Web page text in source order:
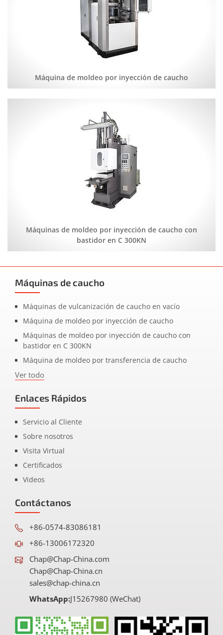
Máquina de moldeo por inyección de caucho
Máquinas de moldeo por inyección de caucho con
bastidor en C 300KN
Máquinas de caucho
Máquinas de vulcanización de caucho en vacío
Máquina de moldeo por inyección de caucho
Máquinas de moldeo por inyección de caucho con
bastidor en C 300KN
Máquina de moldeo por transferencia de caucho
Ver todo
Enlaces Rápidos
Servicio al Cliente
Sobre nosotros
Visita Virtual
Certificados
Videos
Contáctanos
+86-0574-83086181
+86-13006172320
Chap@Chap-China.com
Chap@Chap-China.cn
sales@chap-china.cn
WhatsApp:J15267980 (WeChat)